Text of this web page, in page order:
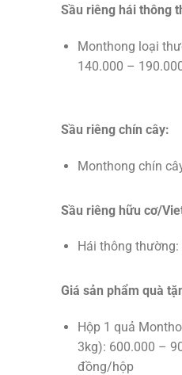
Sầu riêng hái thông
Monthong loại
140.000 –
Sầu riêng chín cây:
Monthong chín
Sầu riêng hữu cơ/
Hái thông
Giá sản phẩm quà
Hộp 1 quả
3kg): 600.000 –
đồng/hộp